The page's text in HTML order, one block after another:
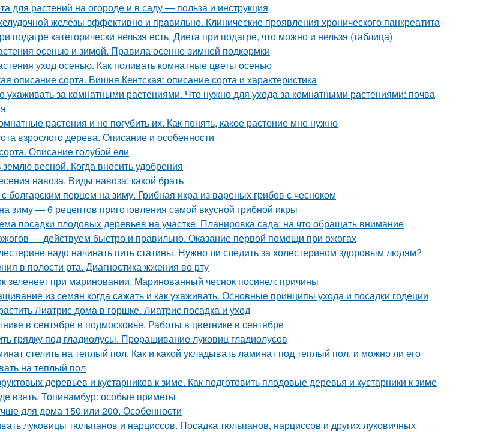
для растений на огороде и в саду — польза и инструкция
железы эффективно и правильно. Клинические проявления хронического панкреатита
подагре категорически нельзя есть. Диета при подагре, что можно и нельзя (таблица)
осенью и зимой. Правила осенне-зимней подкормки
уход осенью. Как поливать комнатные цветы осенью
описание сорта. Вишня Кентская: описание сорта и характеристика
ухаживать за комнатными растениями. Что нужно для ухода за комнатными растениями: почва
растения и не погубить их. Как понять, какое растение мне нужно
взрослого дерева. Описание и особенности
Описание голубой ели
весной. Когда вносить удобрения
навоза. Виды навоза: какой брать
болгарским перцем на зиму. Грибная икра из вареных грибов с чесноком
зиму — 6 рецептов приготовления самой вкусной грибной икры
посадки плодовых деревьев на участке. Планировка сада: на что обращать внимание
― действуем быстро и правильно. Оказание первой помощи при ожогах
надо начинать пить статины. Нужно ли следить за холестерином здоровым людям?
в полости рта. Диагностика жжения во рту
зеленеет при мариновании. Маринованный чеснок посинел: причины
из семян когда сажать и как ухаживать. Основные принципы ухода и посадки годеции
Лиатрис дома в горшке. Лиатрис посадка и уход
в сентябре в подмосковье. Работы в цветнике в сентябре
грядку под гладиолусы. Проращивание луковиц гладиолусов
стелить на теплый пол. Как и какой укладывать ламинат под теплый пол, и можно ли его
на теплый пол
деревьев и кустарников к зиме. Как подготовить плодовые деревья и кустарники к зиме
взять. Топинамбур: особые приметы
для дома 150 или 200. Особенности
луковицы тюльпанов и нарциссов. Посадка тюльпанов, нарциссов и других луковичных